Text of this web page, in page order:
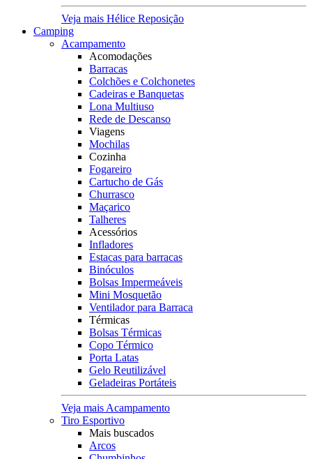
Veja mais Hélice Reposição
Camping
Acampamento
Acomodações
Barracas
Colchões e Colchonetes
Cadeiras e Banquetas
Lona Multiuso
Rede de Descanso
Viagens
Mochilas
Cozinha
Fogareiro
Cartucho de Gás
Churrasco
Maçarico
Talheres
Acessórios
Infladores
Estacas para barracas
Binóculos
Bolsas Impermeáveis
Mini Mosquetão
Ventilador para Barraca
Térmicas
Bolsas Térmicas
Copo Térmico
Porta Latas
Gelo Reutilizável
Geladeiras Portáteis
Veja mais Acampamento
Tiro Esportivo
Mais buscados
Arcos